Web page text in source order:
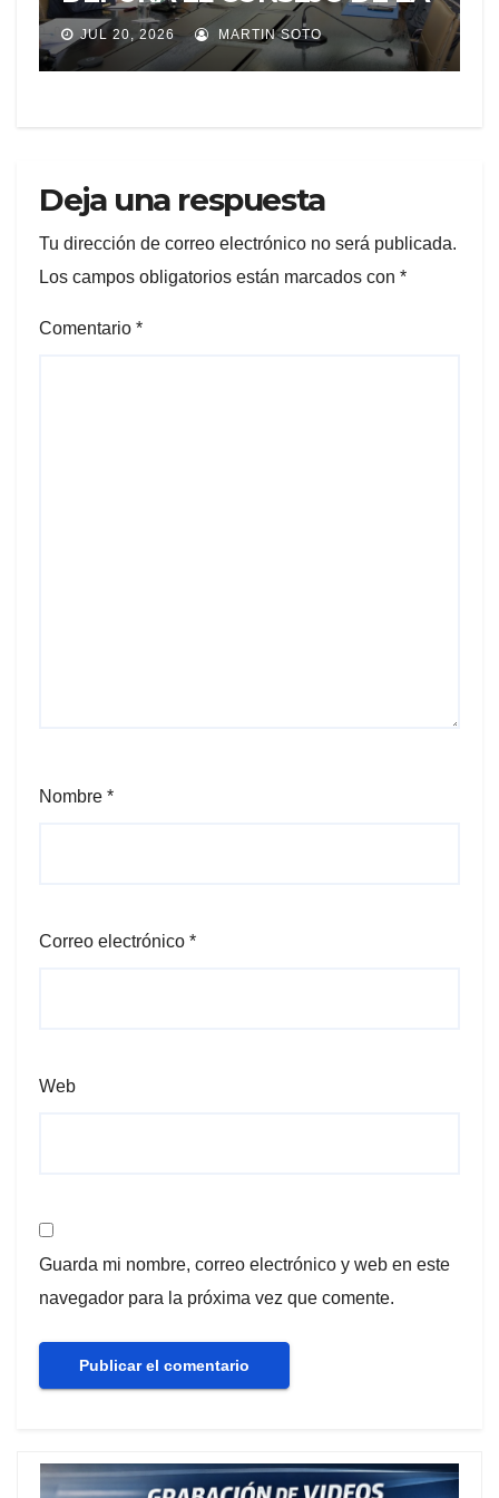
JUDICATURA
JUL 20, 2026 MARTIN SOTO
Deja una respuesta
Tu dirección de correo electrónico no será publicada.
Los campos obligatorios están marcados con *
Comentario *
Nombre *
Correo electrónico *
Web
Guarda mi nombre, correo electrónico y web en este
navegador para la próxima vez que comente.